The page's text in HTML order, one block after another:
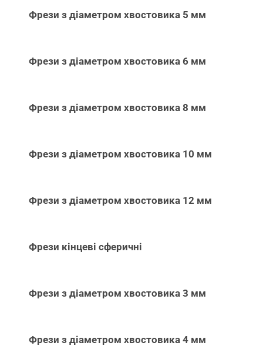
Фрези з діаметром хвостовика 5 мм
Фрези з діаметром хвостовика 6 мм
Фрези з діаметром хвостовика 8 мм
Фрези з діаметром хвостовика 10 мм
Фрези з діаметром хвостовика 12 мм
Фрези кінцеві сферичні
Фрези з діаметром хвостовика 3 мм
Фрези з діаметром хвостовика 4 мм